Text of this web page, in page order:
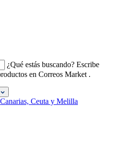
¿Qué estás buscando? Escribe
en Correos Market .
Canarias, Ceuta y Melilla